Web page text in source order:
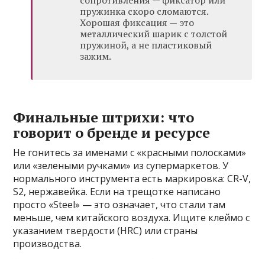
пружинка скоро сломаются.
Хорошая фиксация — это
металлический шарик с толстой
пружиной, а не пластиковый
зажим.
Финальные штрихи: что
говорит о бренде и ресурсе
Не гонитесь за именами с «красными полосками»
или «зелеными ручками» из супермаркетов. У
нормального инструмента есть маркировка: CR-V,
S2, нержавейка. Если на трещотке написано
просто «Steel» — это означает, что стали там
меньше, чем китайского воздуха. Ищите клеймо с
указанием твердости (HRC) или страны
производства.